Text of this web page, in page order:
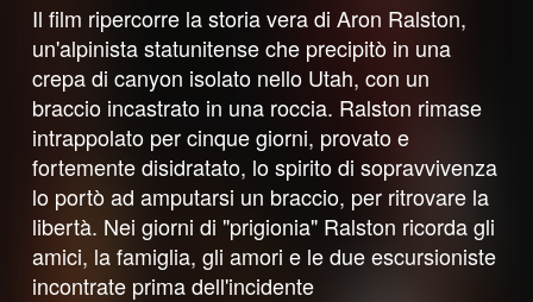
Il film ripercorre la storia vera di Aron Ralston,
un'alpinista statunitense che precipitò in una
crepa di canyon isolato nello Utah, con un
braccio incastrato in una roccia. Ralston rimase
intrappolato per cinque giorni, provato e
fortemente disidratato, lo spirito di sopravvivenza
lo portò ad amputarsi un braccio, per ritrovare la
libertà. Nei giorni di "prigionia" Ralston ricorda gli
amici, la famiglia, gli amori e le due escursioniste
incontrate prima dell'incidente